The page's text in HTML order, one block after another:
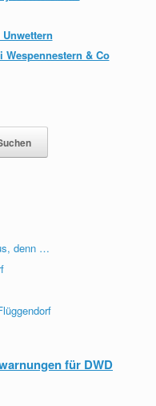
& Co
denn …
für DWD